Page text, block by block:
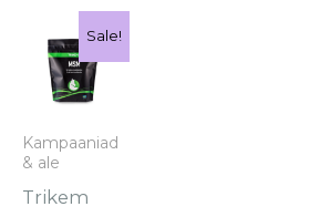
Sale!
Kampaaniad
& ale
Trikem
Hinnavahemik:
kuni
€111.90
Sellel
tootel
mitu
varianti.
Valikuid